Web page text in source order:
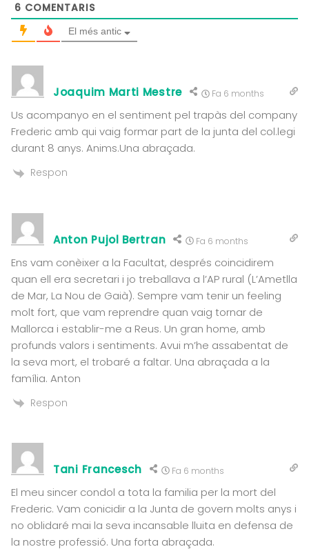
6 COMENTARIS
El més antic
Joaquim Marti Mestre Fa 6 months
Us acompanyo en el sentiment pel trapàs del company
Frederic amb qui vaig formar part de la junta del col.legi
durant 8 anys. Anims.Una abraçada.
Respon
Anton Pujol Bertran Fa 6 months
Ens vam conèixer a la Facultat, després coincidirem
quan ell era secretari i jo treballava a l’AP rural (L’Ametlla
de Mar, La Nou de Gaià). Sempre vam tenir un feeling
molt fort, que vam reprendre quan vaig tornar de
Mallorca i establir-me a Reus. Un gran home, amb
profunds valors i sentiments. Avui m’he assabentat de
la seva mort, el trobaré a faltar. Una abraçada a la
família. Anton
Respon
Tani Francesch Fa 6 months
El meu sincer condol a tota la familia per la mort del
Frederic. Vam conicidir a la Junta de govern molts anys i
no oblidaré mai la seva incansable lluita en defensa de
la nostre professió. Una forta abraçada.